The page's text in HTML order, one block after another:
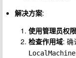
解决方案:
使用管理员权限
检查作用域: 确
LocalMachine